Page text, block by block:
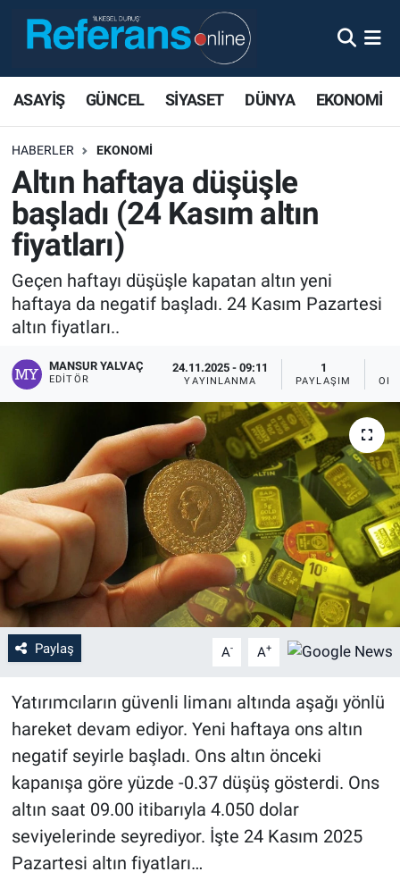
ASAYİŞ GÜNCEL SİYASET DÜNYA EKONOMİ
HABERLER EKONOMİ
Altın haftaya düşüşle
başladı (24 Kasım altın
fiyatları)
Geçen haftayı düşüşle kapatan altın yeni
haftaya da negatif başladı. 24 Kasım Pazartesi
altın fiyatları..
MANSUR YALVAÇ
EDITÖR
24.11.2025 - 09:11
YAYINLANMA
1
PAYLAŞIM
Paylaş A- A+
Yatırımcıların güvenli limanı altında aşağı yönlü
hareket devam ediyor. Yeni haftaya ons altın
negatif seyirle başladı. Ons altın önceki
kapanışa göre yüzde -0.37 düşüş gösterdi. Ons
altın saat 09.00 itibarıyla 4.050 dolar
seviyelerinde seyrediyor. İşte 24 Kasım 2025
Pazartesi altın fiyatları…